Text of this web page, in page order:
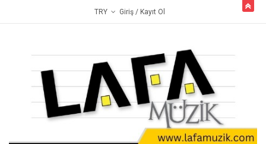
TRY Giriş / Kayıt Ol